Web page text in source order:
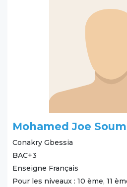
Mohamed Joe
Conakry Gbessia
BAC+3
Enseigne Français
Pour les niveaux : 10 ème, 11